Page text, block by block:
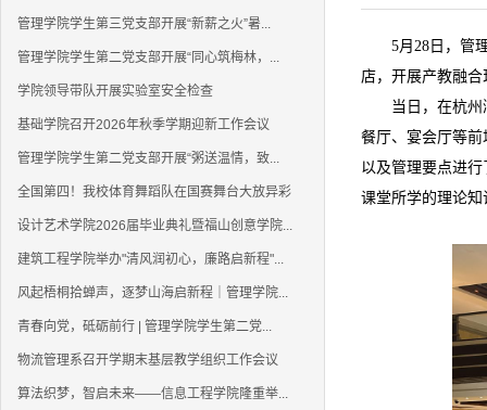
管理学院学生第三党支部开展“新薪之火”暑...
管理学院学生第二党支部开展“同心筑梅林，...
学院领导带队开展实验室安全检查
基础学院召开2026年秋季学期迎新工作会议
管理学院学生第二党支部开展“粥送温情，致...
全国第四！我校体育舞蹈队在国赛舞台大放异彩
设计艺术学院2026届毕业典礼暨福山创意学院...
建筑工程学院举办"清风润初心，廉路启新程"...
风起梧桐拾蝉声，逐梦山海启新程｜管理学院...
青春向党，砥砺前行 | 管理学院学生第二党...
物流管理系召开学期末基层教学组织工作会议
算法织梦，智启未来——信息工程学院隆重举...
5月28日，管
店，开展产教融
当日，在杭
餐厅、宴会厅等
以及管理要点进
课堂所学的理论